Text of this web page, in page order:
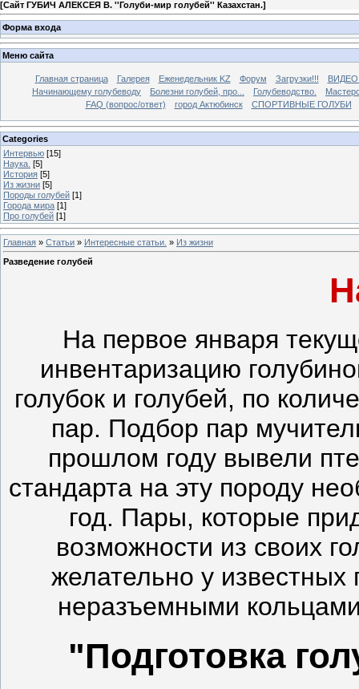
[Сайт ГУБИЧ АЛЕКСЕЯ В. ''Голуби-мир голубей'' Казахстан.]
Форма входа
Меню сайта
Главная страница Галерея Еженедельник KZ Форум Загрузки!!!
Начинающему голубеводу
Болезни голубей, про... Голубеводство.
FAQ (вопрос/ответ)
город Актюбинск СПОРТИВНЫЕ ГОЛУБИ
Categories
Интервью [15]
Наука. [5]
История [5]
Из жизни [5]
Породы голубей [1]
Города мира [1]
Про голубей [1]
Главная » Статьи » Интересные статьи. » Из жизни
Разведение голубей
На первое января
инвентаризацию
голубок и голубей, по
пар. Подбор пар
прошлом году вывели
стандарта на эту породу
год. Пары, которые
возможности из своих
желательно у известных
неразъемными
"Подготовка